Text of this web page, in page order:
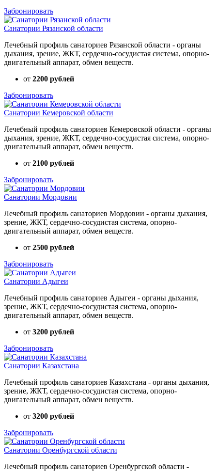
Забронировать
Санатории Рязанской области
Лечебный профиль санаториев Рязанской области - органы
дыхания, зрение, ЖКТ, сердечно-сосудистая система, опорно-
двигательный аппарат, обмен веществ.
от 2200 рублей
Забронировать
Санатории Кемеровской области
Лечебный профиль санаториев Кемеровской области - органы
дыхания, зрение, ЖКТ, сердечно-сосудистая система, опорно-
двигательный аппарат, обмен веществ.
от 2100 рублей
Забронировать
Санатории Мордовии
Лечебный профиль санаториев Мордовии - органы дыхания,
зрение, ЖКТ, сердечно-сосудистая система, опорно-
двигательный аппарат, обмен веществ.
от 2500 рублей
Забронировать
Санатории Адыгеи
Лечебный профиль санаториев Адыгеи - органы дыхания,
зрение, ЖКТ, сердечно-сосудистая система, опорно-
двигательный аппарат, обмен веществ.
от 3200 рублей
Забронировать
Санатории Казахстана
Лечебный профиль санаториев Казахстана - органы дыхания,
зрение, ЖКТ, сердечно-сосудистая система, опорно-
двигательный аппарат, обмен веществ.
от 3200 рублей
Забронировать
Санатории Оренбургской области
Лечебный профиль санаториев Оренбургской области -